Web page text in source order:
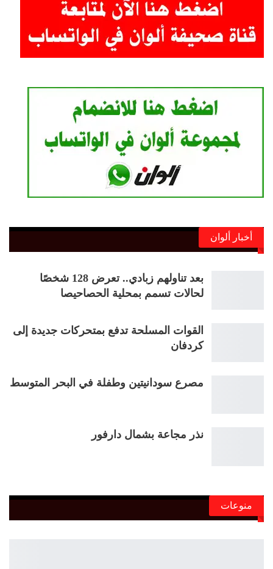
أخبار ألوان
بعد تناولهم زبادي.. تعرض 128 شخصًا
لحالات تسمم بمحلية الحصاحيصا
القوات المسلحة تدفع بمتحركات جديدة إلى
كردفان
مصرع سودانيتين وطفلة في البحر المتوسط
نذر مجاعة بشمال دارفور
منوعات